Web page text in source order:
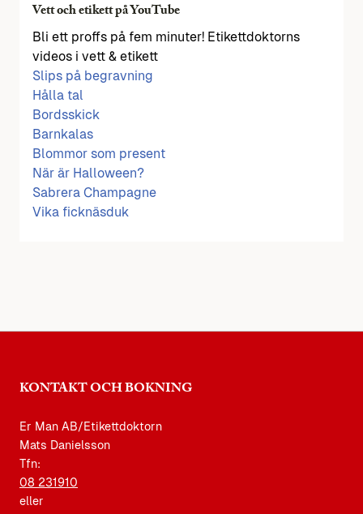
Vett och etikett på YouTube
Bli ett proffs på fem minuter! Etikettdoktorns
videos i vett & etikett
Slips på begravning
Hålla tal
Bordsskick
Barnkalas
Blommor som present
När är Halloween?
Sabrera Champagne
Vika ficknäsduk
KONTAKT OCH BOKNING
Er Man AB/Etikettdoktorn
Mats Danielsson
Tfn:
08 231910
eller